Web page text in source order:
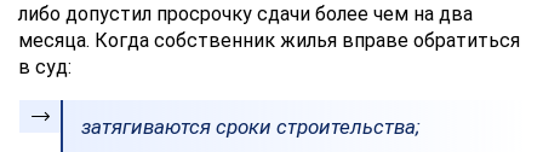
либо допустил просрочку сдачи более чем на два
месяца. Когда собственник жилья вправе обратиться
в суд:
затягиваются сроки строительства;